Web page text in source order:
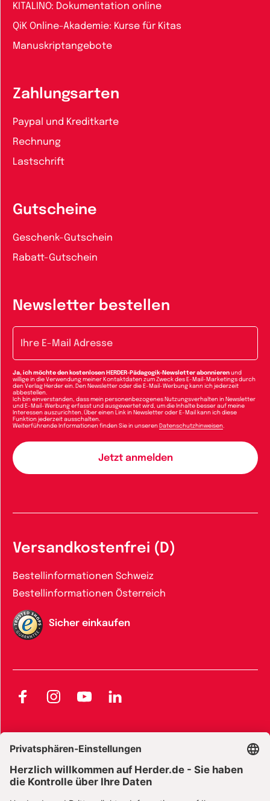
KITALINO: Dokumentation online
QiK Online-Akademie: Kurse für Kitas
Manuskriptangebote
Zahlungsarten
Paypal und Kreditkarte
Rechnung
Lastschrift
Gutscheine
Geschenk-Gutschein
Rabatt-Gutschein
Newsletter bestellen
Ja, ich möchte den kostenlosen HERDER-Pädagogik-Newsletter abonnieren und
willige in die Verwendung meiner Kontaktdaten zum Zweck des E-Mail-Marketings durch
den Verlag Herder ein. Den Newsletter oder die E-Mail-Werbung kann ich jederzeit
abbestellen.
Ich bin einverstanden, dass mein personenbezogenes Nutzungsverhalten in Newsletter
und E-Mail-Werbung erfasst und ausgewertet wird, um die Inhalte besser auf meine
Interessen auszurichten. Über einen Link in Newsletter oder E-Mail kann ich diese
Funktion jederzeit ausschalten.
Weiterführende Informationen finden Sie in unseren Datenschutzhinweisen.
Versandkostenfrei (D)
Bestellinformationen Schweiz
Bestellinformationen Österreich
Sicher einkaufen
FacebookInstagramYouTubeLinkedIn
Widerrufsbelehrung E-Books
Widerrufsbelehrung Zeitschriften Datenschutz
Datenschutz Social Media Barrierefreiheit